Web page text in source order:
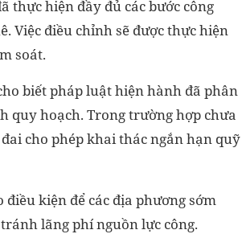
thực hiện đầy đủ các bước công
Việc điều chỉnh sẽ được thực hiện
soát.
biết pháp luật hiện hành đã phân
quy hoạch. Trong trường hợp chưa
cho phép khai thác ngắn hạn quỹ
kiện để các địa phương sớm
lãng phí nguồn lực công.